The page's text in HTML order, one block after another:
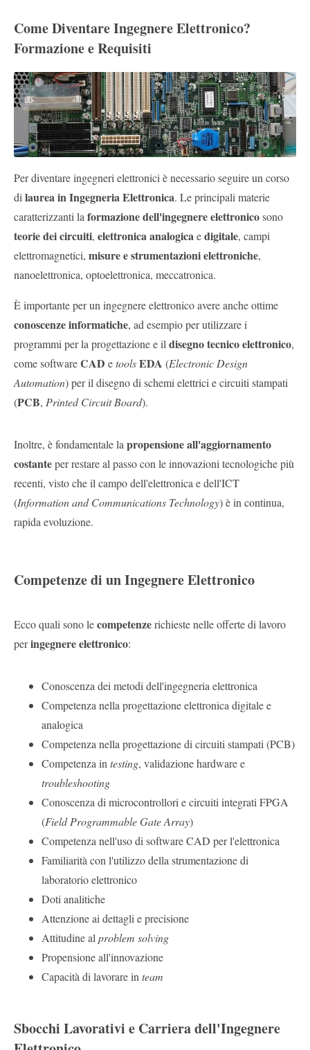
Come Diventare Ingegnere Elettronico?
Formazione e Requisiti
Per diventare ingegneri elettronici è necessario seguire un corso
di laurea in Ingegneria Elettronica. Le principali materie
caratterizzanti la formazione dell'ingegnere elettronicosono
teorie dei circuiti, elettronica analogica edigitale, campi
elettromagnetici, misure e strumentazioni elettroniche,
nanoelettronica, optoelettronica, meccatronica.
È importante per un ingegnere elettronico avere anche ottime
conoscenze informatiche, ad esempio per utilizzare i
programmi per la progettazione e il disegno tecnico elettronico,
come softwareCAD etoolsEDA (Electronic Design
Automation) per il disegno di schemi elettrici e circuiti stampati
(PCB, Printed Circuit Board).
Inoltre, è fondamentale la propensione all'aggiornamento
costanteper restare al passo con le innovazioni tecnologiche più
recenti, visto che il campo dell'elettronica e dell'ICT
(Information and Communications Technology) è in continua,
rapida evoluzione.
Competenze di un Ingegnere Elettronico
Ecco quali sono lecompetenzerichieste nelle offerte di lavoro
peringegnere elettronico:
Conoscenza dei metodi dell'ingegneria elettronica
Competenza nella progettazione elettronica digitale e
analogica
Competenza nella progettazione di circuiti stampati (PCB)
Competenza in testing, validazione hardware e
troubleshooting
Conoscenza di microcontrollori e circuiti integrati FPGA
(Field Programmable Gate Array)
Competenza nell'uso di software CAD per l'elettronica
Familiarità con l'utilizzo della strumentazione di
laboratorio elettronico
Doti analitiche
Attenzione ai dettagli e precisione
Attitudine al problem solving
Propensione all'innovazione
Capacità di lavorare in team
Sbocchi Lavorativi e Carriera dell'Ingegnere